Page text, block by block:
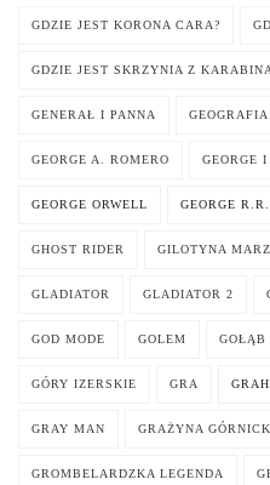
GDZIE JEST KORONA CARA?
GDZIE JEST SKRZYNIA Z
GENERAŁ I PANNA GEOGRAFIA
GEORGE A. ROMERO GEORGE
GEORGE ORWELL GEORGE
GHOST RIDER GILOTYNA
GLADIATOR GLADIATOR 2
GOD MODE GOLEM GOŁĄB
GÓRY IZERSKIE GRA
GRAY MAN GRAŻYNA
GROMBELARDZKA LEGENDA